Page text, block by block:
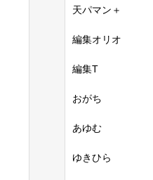
天パマン＋
編集オリオ
編集T
おがち
あゆむ
ゆきひら